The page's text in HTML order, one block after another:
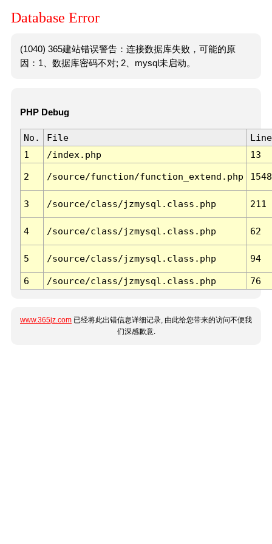
Database Error
(1040) 365建站错误警告：连接数据库失败，可能的原
因：1、数据库密码不对; 2、mysql未启动。
PHP Debug
No. File
Line
1
/index.php 13
2 /source/function/function_extend.php 1548
3 /source/class/jzmysql.class.php 211
4 /source/class/jzmysql.class.php 62
5 /source/class/jzmysql.class.php 94
6 /source/class/jzmysql.class.php 76
www.365jz.com 已经将此出错信息详细记录, 由此给您带来的访问不便我
们深感歉意.